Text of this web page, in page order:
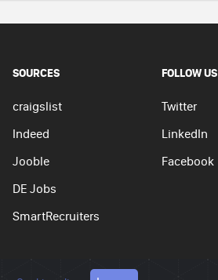
SOURCES
craigslist
Indeed
Jooble
DE Jobs
SmartRecruiters
FOLLOW US
Twitter
LinkedIn
Facebook